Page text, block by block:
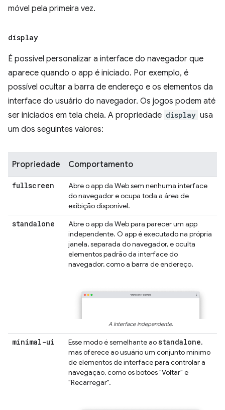
móvel pela primeira vez.
display
É possível personalizar a interface do navegador que
aparece quando o app é iniciado. Por exemplo, é
possível ocultar a barra de endereço e os elementos da
interface do usuário do navegador. Os jogos podem até
ser iniciados em tela cheia. A propriedade display usa
um dos seguintes valores:
Propriedade Comportamento
fullscreen
Abre o app da Web sem nenhuma interface
do navegador e ocupa toda a área de
exibição disponível.
standalone
Abre o app da Web para parecer um app
independente. O app é executado na própria
janela, separada do navegador, e oculta
elementos padrão da interface do
navegador, como a barra de endereço.
A interface independente.
minimal-ui Esse modo é semelhante aostandalone,
mas oferece ao usuário um conjunto mínimo
de elementos de interface para controlar a
navegação, como os botões "Voltar" e
"Recarregar".